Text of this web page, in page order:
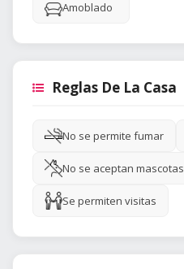
Amoblado
Reglas De La Casa
No se permite fumar
No se aceptan mascotas
Se permiten visitas